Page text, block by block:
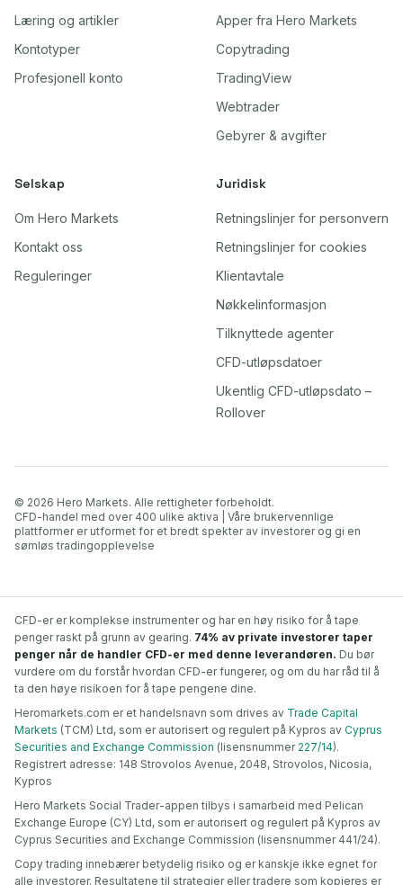
Læring og artikler
Kontotyper
Profesjonell konto
Apper fra Hero Markets
Copytrading
TradingView
Webtrader
Gebyrer & avgifter
Selskap
Om Hero Markets
Kontakt oss
Reguleringer
Juridisk
Retningslinjer for personvern
Retningslinjer for cookies
Klientavtale
Nøkkelinformasjon
Tilknyttede agenter
CFD-utløpsdatoer
Ukentlig CFD-utløpsdato –
Rollover
© 2026 Hero Markets. Alle rettigheter forbeholdt.
CFD-handel med over 400 ulike aktiva | Våre brukervennlige
plattformer er utformet for et bredt spekter av investorer og gi en
sømløs tradingopplevelse
CFD-er er komplekse instrumenter og har en høy risiko for å tape
penger raskt på grunn av gearing. 74% av private investorer taper
penger når de handler CFD-er med denne leverandøren. Du bør
vurdere om du forstår hvordan CFD-er fungerer, og om du har råd til å
ta den høye risikoen for å tape pengene dine.
Heromarkets.com er et handelsnavn som drives av Trade Capital
Markets (TCM) Ltd, som er autorisert og regulert på Kypros av Cyprus
Securities and Exchange Commission (lisensnummer 227/14).
Registrert adresse: 148 Strovolos Avenue, 2048, Strovolos, Nicosia,
Kypros
Hero Markets Social Trader-appen tilbys i samarbeid med Pelican
Exchange Europe (CY) Ltd, som er autorisert og regulert på Kypros av
Cyprus Securities and Exchange Commission (lisensnummer 441/24).
Copy trading innebærer betydelig risiko og er kanskje ikke egnet for
alle investorer. Resultatene til strategier eller tradere som kopieres er